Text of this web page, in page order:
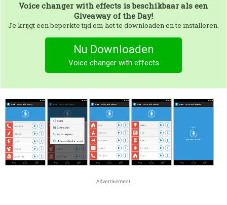
Voice changer with effects is beschikbaar als een
Giveaway of the Day!
Je krijgt een beperkte tijd om het te downloaden en te installeren.
Nu Downloaden
Voice changer with effects